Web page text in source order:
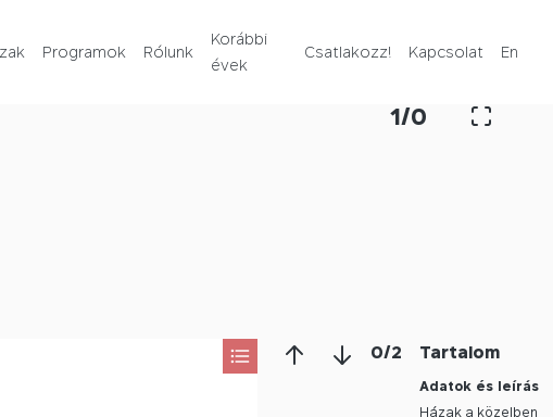
Programok Rólunk
Korábbi
évek
Csatlakozz! Kapcsolat En
1/0
0/2 Tartalom
Adatok és leírás
Házak a közelben